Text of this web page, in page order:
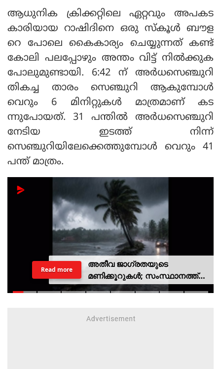
ആധുനിക ക്രിക്കറ്റിലെ ഏറ്റവും അപകട
കാരിയായ റാഷിദിനെ ഒരു സ്‌കൂള്‍ ബൗള
റെ പോലെ കൈകാര്യം ചെയ്യുന്നത് കണ്ട്
കോലി പലപ്പോഴും അന്തം വിട്ട് നില്‍ക്കുക
പോലുമുണ്ടായി. 6:42 ന് അര്‍ധസെഞ്ചുറി
തികച്ച താരം സെഞ്ചുറി ആകുമ്പോള്‍
വെറും 6 മിനിറ്റുകള്‍ മാത്രമാണ് കട
ന്നുപോയത്. 31 പന്തില്‍ അര്‍ധസെഞ്ചുറി
നേടിയ ഇടത്ത് നിന്ന്
സെഞ്ചുറിയിലേക്കെത്തുമ്പോള്‍ വെറും 41
പന്ത് മാത്രം.
അതീവ ജാഗ്രതയുടെ
മണിക്കൂറുകൾ; സംസ്ഥാനത്ത്
റെഡ് അലർട്ട്, ശക്തമായ
Read more